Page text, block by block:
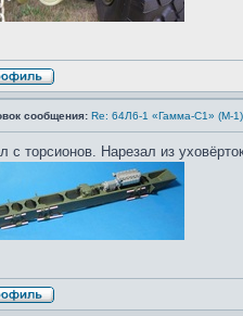
сообщения: Re: 64Л6-1 «Гамма-С1» (М-
с торсионов. Нарезал из